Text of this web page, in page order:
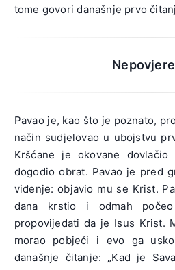
tome govori današnje prvo
Pavao je, kao što je poznato,
način sudjelovao u ubojstvu
Kršćane je okovane
dogodio obrat. Pavao je pred
viđenje: objavio mu se Krist.
dana krstio i odmah
propovijedati da je Isus Krist.
morao pobjeći i evo ga
današnje čitanje: „Kad je